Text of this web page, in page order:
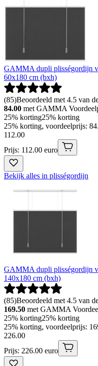
GAMMA dupli plisségordijn
60x180 cm (bxh)
(85)Beoordeeld met 4.5 van
84.00 met GAMMA
25% korting25% korting
25% korting, voordeelprijs:
112.00
Prijs: 112.00 euro
Bekijk alles in plisségordijn
GAMMA dupli plisségordijn
140x180 cm (bxh)
(85)Beoordeeld met 4.5 van
169.50 met GAMMA
25% korting25% korting
25% korting, voordeelprijs:
226.00
Prijs: 226.00 euro